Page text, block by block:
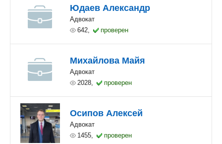
Юдаев Александр
Адвокат
642,
проверен
Михайлова Майя
Адвокат
2028,
проверен
Осипов Алексей
Адвокат
1455,
проверен